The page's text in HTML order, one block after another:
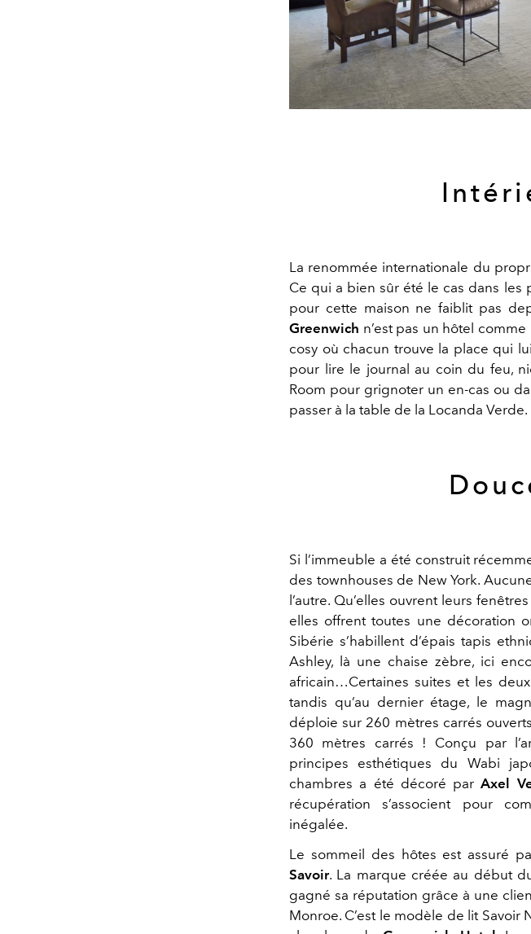
La renommée internationale du
Ce qui a bien sûr été le cas dans les
pour cette maison ne faiblit pas
Greenwich n’est pas un hôtel
cosy où chacun trouve la place qui
pour lire le journal au coin du feu,
Room pour grignoter un en-cas ou
passer à la table de la Locanda Verde.
Si l’immeuble a été construit
des townhouses de New York.
l’autre. Qu’elles ouvrent leurs
elles offrent toutes une décoration
Sibérie s’habillent d’épais tapis
Ashley, là une chaise zèbre, ici
africain…Certaines suites et les
tandis qu’au dernier étage, le
déploie sur 260 mètres carrés
360 mètres carrés ! Conçu par
principes esthétiques du Wabi
chambres a été décoré par Axel
récupération s’associent pour
inégalée.
Le sommeil des hôtes est assuré
Savoir. La marque créée au début
gagné sa réputation grâce à une
Monroe. C’est le modèle de lit